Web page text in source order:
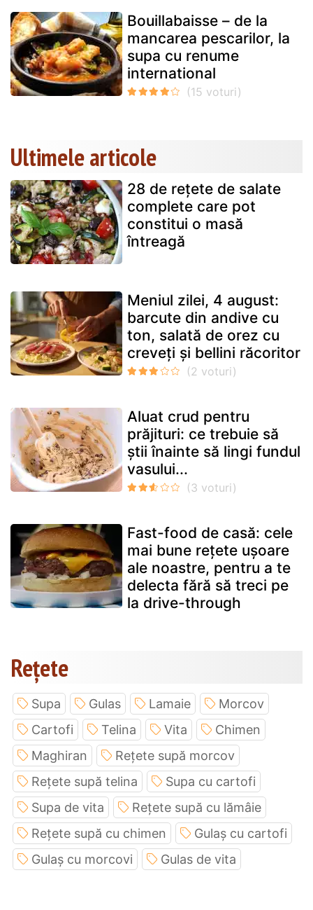
Bouillabaisse – de la
mancarea pescarilor, la
supa cu renume
international
Ultimele articole
28 de rețete de salate
complete care pot
constitui o masă
întreagă
Meniul zilei, 4 august:
barcute din andive cu
ton, salată de orez cu
creveți și bellini răcoritor
Aluat crud pentru
prăjituri: ce trebuie să
știi înainte să lingi fundul
vasului...
Fast-food de casă: cele
mai bune rețete ușoare
ale noastre, pentru a te
delecta fără să treci pe
la drive-through
Rețete
Supa Gulas Lamaie
Morcov
Cartofi
Telina Vita
Chimen
Maghiran
Rețete supă morcov
Rețete supă telina
Supa cu cartofi
Supa de vita
Rețete supă cu lămâie
Rețete supă cu chimen
Gulaș cu cartofi
Gulaș cu morcovi
Gulas de vita